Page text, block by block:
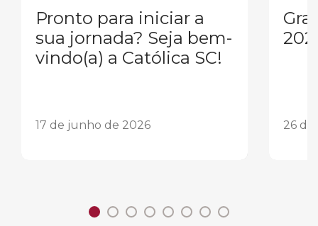
Pronto para iniciar a
sua jornada? Seja bem-
vindo(a) a Católica SC!
17 de junho de 2026 26 de